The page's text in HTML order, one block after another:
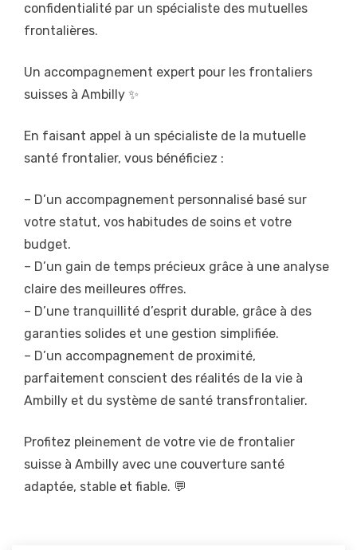
confidentialité par un spécialiste des mutuelles
frontalières.
Un accompagnement expert pour les frontaliers
suisses à Ambilly ✨
En faisant appel à un spécialiste de la mutuelle
santé frontalier, vous bénéficiez :
– D’un accompagnement personnalisé basé sur
votre statut, vos habitudes de soins et votre
budget.
– D’un gain de temps précieux grâce à une analyse
claire des meilleures offres.
– D’une tranquillité d’esprit durable, grâce à des
garanties solides et une gestion simplifiée.
– D’un accompagnement de proximité,
parfaitement conscient des réalités de la vie à
Ambilly et du système de santé transfrontalier.
Profitez pleinement de votre vie de frontalier
suisse à Ambilly avec une couverture santé
adaptée, stable et fiable. 💬